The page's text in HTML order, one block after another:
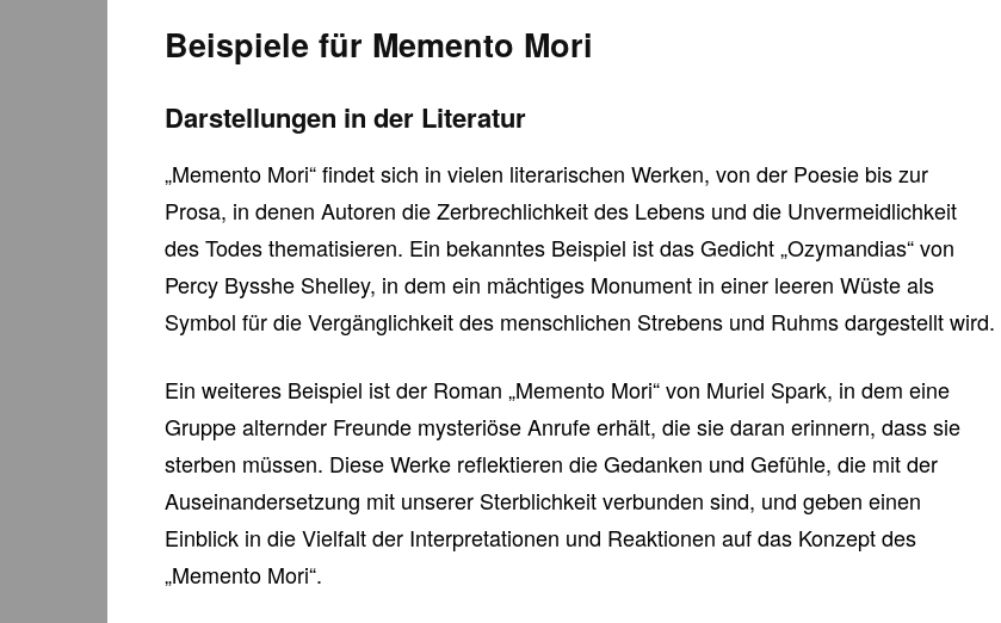
Beispiele für Memento Mori
Darstellungen in der Literatur
„Memento Mori“ findet sich in vielen literarischen Werken, von der Poesie bis zur
Prosa, in denen Autoren die Zerbrechlichkeit des Lebens und die Unvermeidlichkeit
des Todes thematisieren. Ein bekanntes Beispiel ist das Gedicht „Ozymandias“ von
Percy Bysshe Shelley, in dem ein mächtiges Monument in einer leeren Wüste als
Symbol für die Vergänglichkeit des menschlichen Strebens und Ruhms dargestellt wird.
Ein weiteres Beispiel ist der Roman „Memento Mori“ von Muriel Spark, in dem eine
Gruppe alternder Freunde mysteriöse Anrufe erhält, die sie daran erinnern, dass sie
sterben müssen. Diese Werke reflektieren die Gedanken und Gefühle, die mit der
Auseinandersetzung mit unserer Sterblichkeit verbunden sind, und geben einen
Einblick in die Vielfalt der Interpretationen und Reaktionen auf das Konzept des
„Memento Mori“.